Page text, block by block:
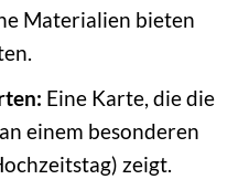
Materialien bieten
Eine Karte, die die
einem besonderen
zeigt.